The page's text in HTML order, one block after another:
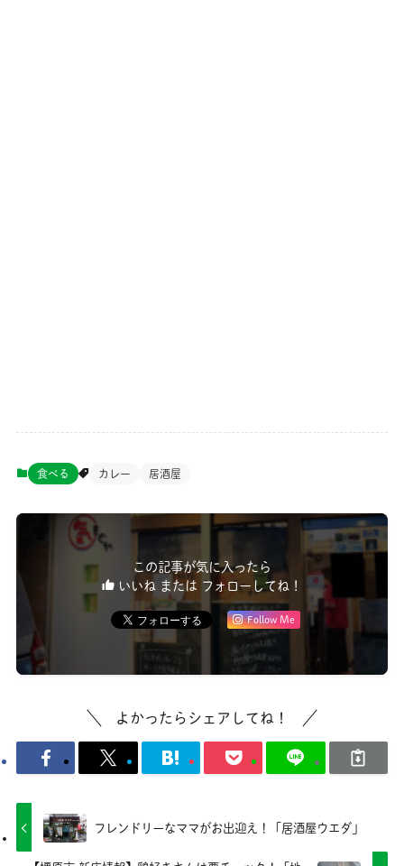
食べる カレー 居酒屋
この記事が気に入ったら
いいね または フォローしてね！
Follow Me
よかったらシェアしてね！
フレンドリーなママがお出迎え！「居酒屋ウエダ」